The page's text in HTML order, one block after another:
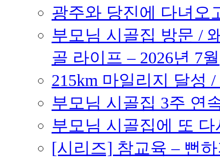
광주와 당진에 다녀오
부모님 시골집 방문 /
골 라이프 – 2026년 7월
215km 마일리지 달성
부모님 시골집 3주 연
부모님 시골집에 또
[시리즈] 참교육 – 뻔